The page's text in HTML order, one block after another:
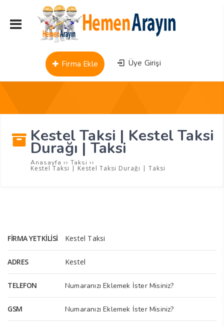
Üye Girişi
Firma Ekle
Kestel Taksi | Kestel Taksi
Durağı | Taksi
Anasayfa ›› Taksi ››
Kestel Taksi | Kestel Taksi Durağı | Taksi
FIRMA YETKILISI Kestel Taksi
ADRES Kestel
TELEFON Numaranızı Eklemek İster Misiniz?
GSM Numaranızı Eklemek İster Misiniz?